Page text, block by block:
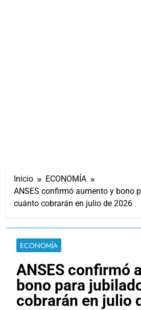
Inicio
ECONOMÍA
ANSES confirmó aumento y bono
cuánto cobrarán en julio de 2026
ECONOMÍA
ANSES confirmó
bono para
cobrarán en julio